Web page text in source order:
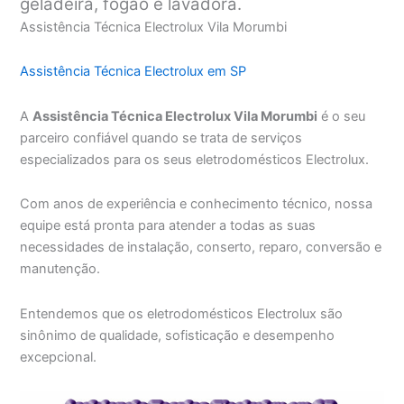
Assistência Técnica Electrolux Vila Morumbi
Assistência Técnica Electrolux em SP
AAssistência Técnica Electrolux Vila Morumbi é o seu
parceiro confiável quando se trata de serviços
especializados para os seus eletrodomésticos Electrolux.
Com anos de experiência e conhecimento técnico, nossa
equipe está pronta para atender a todas as suas
necessidades de instalação, conserto, reparo, conversão e
manutenção.
Entendemos que os eletrodomésticos Electrolux são
sinônimo de qualidade, sofisticação e desempenho
excepcional.